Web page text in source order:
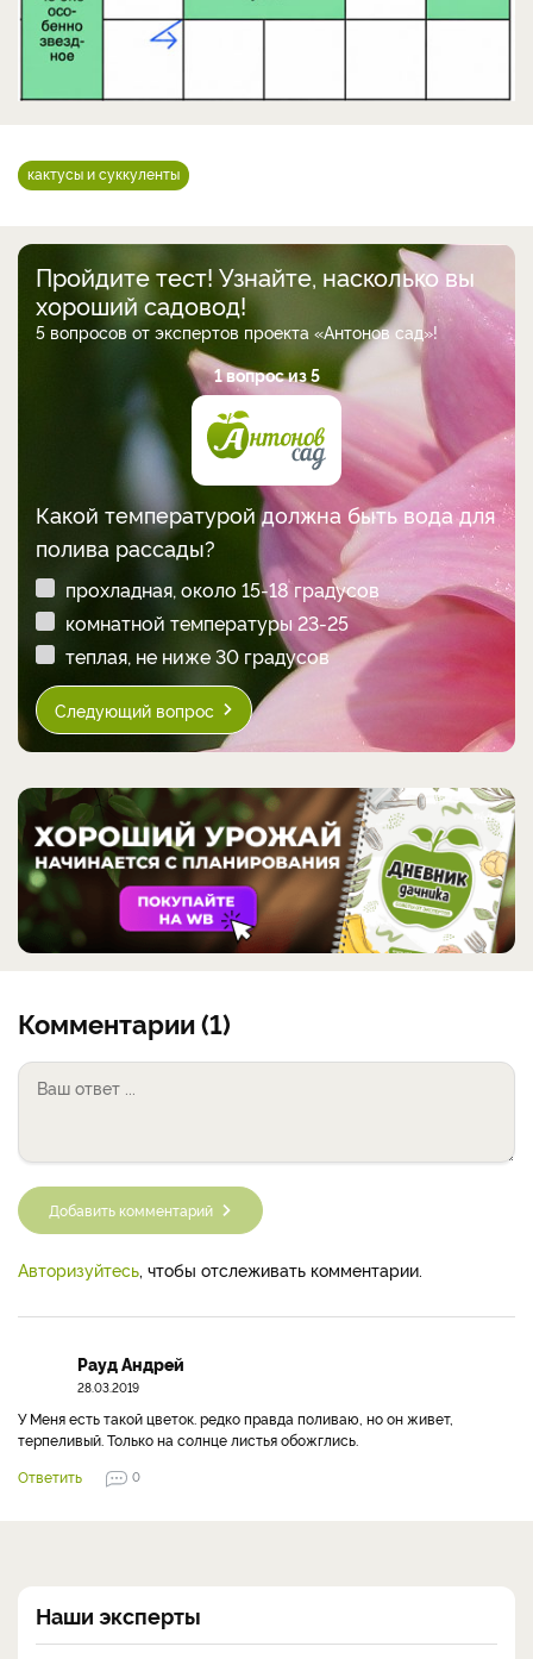
кактусы и суккуленты
Пройдите тест! Узнайте, насколько вы
хороший садовод!
5 вопросов от экспертов проекта «Антонов сад»!
1 вопрос из 5
Какой температурой должна быть вода для
полива рассады?
прохладная, около 15-18 градусов
комнатной температуры 23-25
теплая, не ниже 30 градусов
Следующий вопрос
Комментарии (1)
Добавить комментарий
Авторизуйтесь, чтобы отслеживать комментарии.
Рауд Андрей
28.03.2019
У Меня есть такой цветок. редко правда поливаю, но он живет,
терпеливый. Только на солнце листья обожглись.
Ответить
0
Наши эксперты